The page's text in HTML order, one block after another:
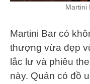
Martini
Martini Bar có
thượng vừa đẹp
lắc lư và phiêu
này. Quán có đồ